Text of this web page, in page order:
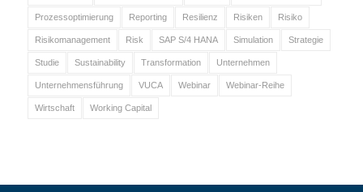
Prozessoptimierung Reporting Resilienz Risiken Risiko
Risikomanagement Risk SAP S/4 HANA Simulation Strategie
Studie Sustainability Transformation Unternehmen
Unternehmensführung VUCA Webinar Webinar-Reihe
Wirtschaft Working Capital